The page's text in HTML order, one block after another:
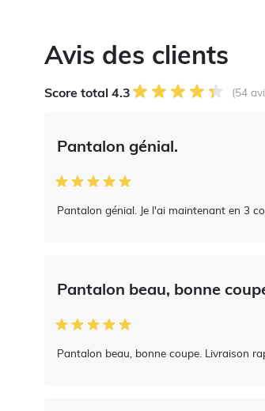
Avis des clients
Score total 4.3 (54
Pantalon génial.
Pantalon génial. Je l'ai maintenant en 3
Pantalon beau, bonne
Pantalon beau, bonne coupe. Livraison